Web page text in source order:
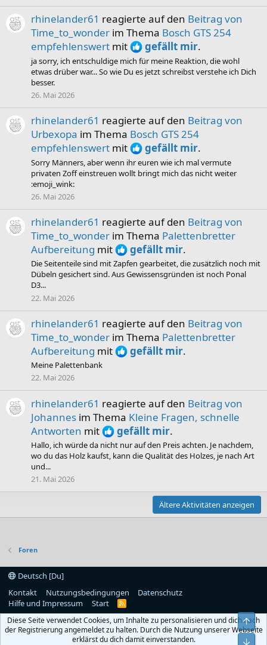
rhinelander61 reagierte auf den Beitrag von
Time_to_wonder im Thema Bosch GTS 254
empfehlenswert mit gefällt mir.
ja sorry, ich entschuldige mich für meine Reaktion, die wohl
etwas drüber war... So wie Du es jetzt schreibst verstehe ich Dich
besser.
26. Mai 2026
rhinelander61 reagierte auf den Beitrag von
Urbexopa im Thema Bosch GTS 254
empfehlenswert mit gefällt mir.
Sorry Männers, aber wenn ihr euren wie ich mal vermute
privaten Zoff einstreuen wollt bringt mich das nicht weiter
:emoji_wink:
26. Mai 2026
rhinelander61 reagierte auf den Beitrag von
Time_to_wonder im Thema Palettenbretter
Aufbereitung mit gefällt mir.
Die Seitenteile sind mit Zapfen gearbeitet, die zusätzlich noch mit
Dübeln gesichert sind. Aus Gewissensgründen ist noch Ponal
D3...
22. Mai 2026
rhinelander61 reagierte auf den Beitrag von
Time_to_wonder im Thema Palettenbretter
Aufbereitung mit gefällt mir.
Meine Palettenbank
22. Mai 2026
rhinelander61 reagierte auf den Beitrag von
Johannes im Thema Kleine Fragen, schnelle
Antworten mit gefällt mir.
Hallo, ich würde da nicht nur auf den Preis achten. Je nachdem,
wo du das Holz kaufst, kann die Qualität des Holzes, je nach Art
und...
21. Mai 2026
Ältere Aktivitäten anzeigen
Foren
Deutsch [Du]
Kontakt
Nutzungsbedingungen
Datenschutz
Hilfe und Impressum
Start
R
S
Diese Seite verwendet Cookies, um Inhalte zu personalisieren und dich nach
der Registrierung angemeldet zu halten. Durch die Nutzung unserer Webseite
erklärst du dich damit einverstanden.